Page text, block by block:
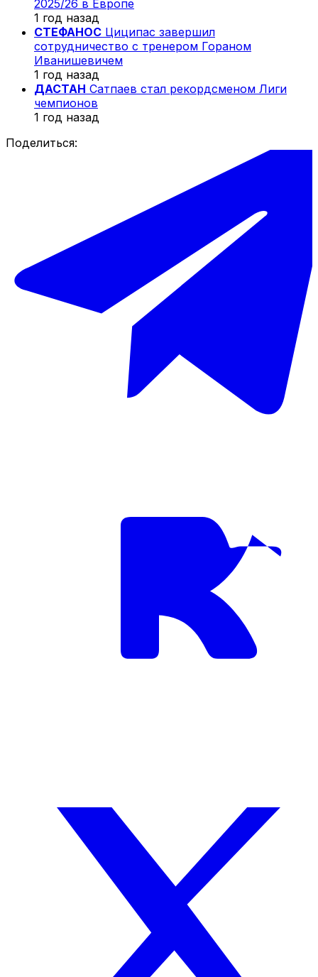
2025/26 в Европе
1 год назад
СТЕФАНОС Циципас завершил
сотрудничество с тренером Гораном
Иванишевичем
1 год назад
ДАСТАН Сатпаев стал рекордсменом Лиги
чемпионов
1 год назад
Поделиться: